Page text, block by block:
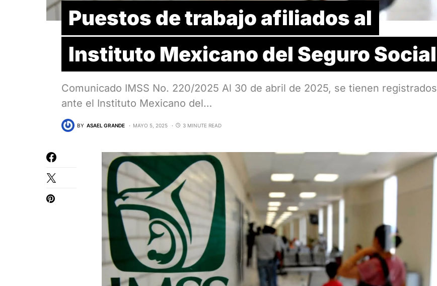
Puestos de trabajo afiliados al
Instituto Mexicano del Seguro Social
Comunicado IMSS No. 220/2025 Al 30 de abril de 2025, se tienen registrados
ante el Instituto Mexicano del…
BY ASAEL GRANDE MAYO 5, 2025 3 MINUTE READ